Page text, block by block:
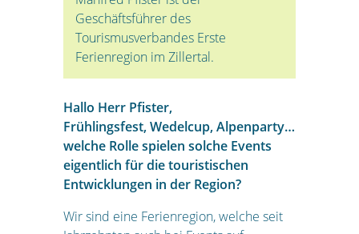
Geschäftsführer des
Tourismusverbandes Erste
Ferienregion im Zillertal.
Hallo Herr Pfister,
Frühlingsfest, Wedelcup, Alpenparty…
welche Rolle spielen solche Events
eigentlich für die touristischen
Entwicklungen in der Region?
Wir sind eine Ferienregion, welche seit